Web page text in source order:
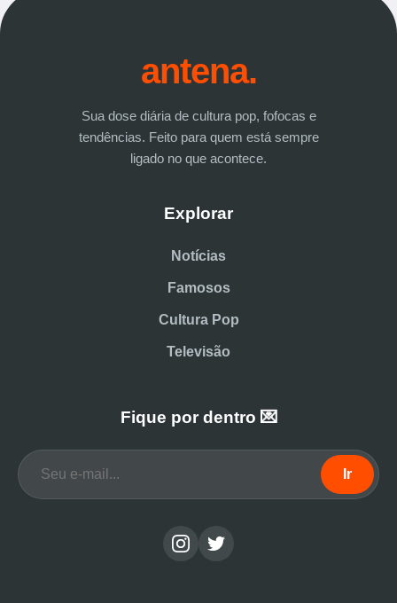
antena.
Sua dose diária de cultura pop, fofocas e
tendências. Feito para quem está sempre
ligado no que acontece.
Explorar
Notícias
Famosos
Cultura Pop
Televisão
Fique por dentro 💌
Ir